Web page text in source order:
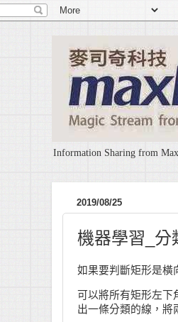
Information Sharing from
2019/08/25
機器學習_分
如果要判斷矩形是橫
可以將所有矩形左下
出一條分類的線，將